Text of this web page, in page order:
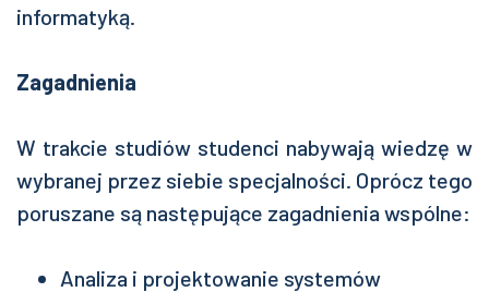
informatyką.
Zagadnienia
W trakcie studiów studenci nabywają wiedzę w
wybranej przez siebie specjalności. Oprócz tego
poruszane są następujące zagadnienia wspólne:
Analiza i projektowanie systemów